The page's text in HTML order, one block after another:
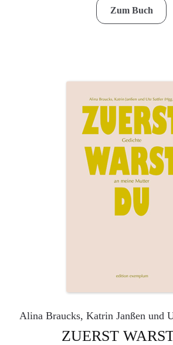
Zum Buch
Alina Braucks, Katrin Janßen und
ZUERST